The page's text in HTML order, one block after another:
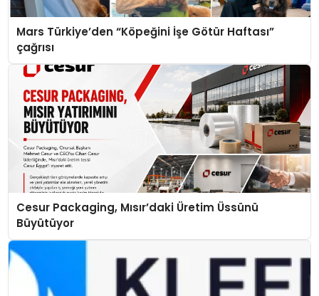
Mars Türkiye’den “Köpeğini İşe Götür Haftası”
çağrısı
Cesur Packaging, Mısır’daki Üretim Üssünü
Büyütüyor